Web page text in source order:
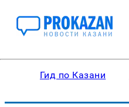
Гид по Казани